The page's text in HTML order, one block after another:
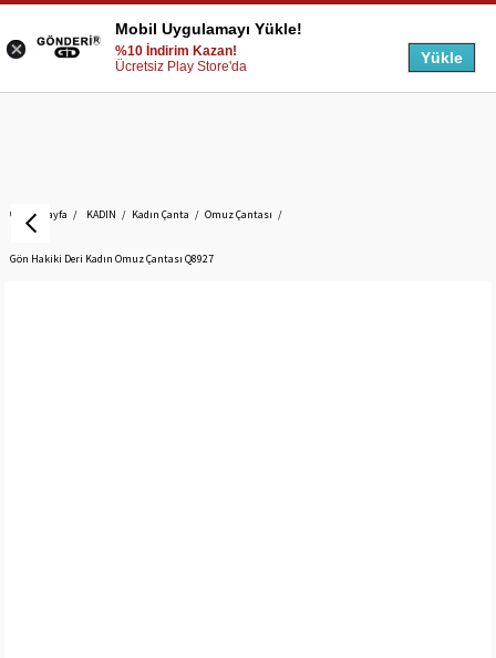
Anasayfa KADIN Kadın Çanta Omuz Çantası
Gön Hakiki Deri Kadın Omuz Çantası Q8927
Mobil Uygulamayı Yükle!
%10 İndirim Kazan!
Ücretsiz Play Store'da
Yükle